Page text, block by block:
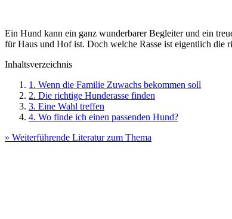
Ein Hund kann ein ganz wunderbarer Begleiter und ein
für Haus und Hof ist. Doch welche Rasse ist eigentlich die
Inhaltsverzeichnis
1. Wenn die Familie Zuwachs bekommen soll
2. Die richtige Hunderasse finden
3. Eine Wahl treffen
4. Wo finde ich einen passenden Hund?
» Weiterführende Literatur zum Thema